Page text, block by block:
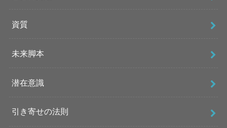
資質
未来脚本
潜在意識
引き寄せの法則